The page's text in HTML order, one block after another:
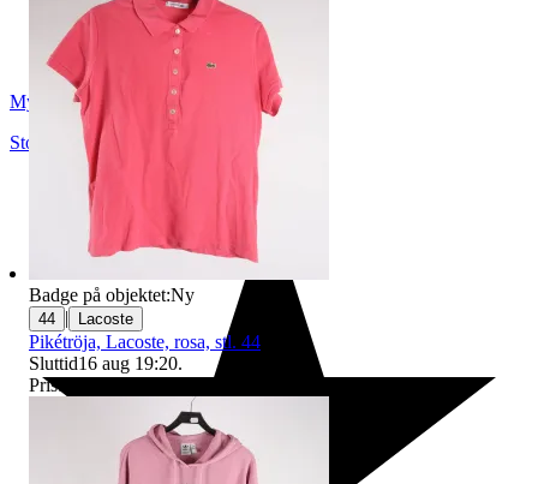
Myrorna
Stockholm , Sverige
Badge på objektet:Ny
44 | Lacoste
Pikétröja, Lacoste, rosa, stl. 44
Sluttid16 aug 19:20.
Pris: